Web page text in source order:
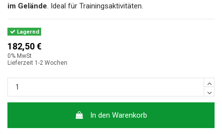
im Gelände. Ideal für Trainingsaktivitäten.
Lagernd
182,50 €
0% MwSt
Lieferzeit 1-2 Wochen
In den Warenkorb